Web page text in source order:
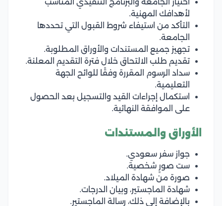
اختيار الجامعة والبرنامج التنفيذي المناسب
لأهدافك المهنية.
التأكد من استيفاء شروط القبول التي تحددها
الجامعة.
تجهيز جميع المستندات والأوراق المطلوبة.
تقديم طلب الالتحاق خلال فترة التقديم المعلنة.
سداد الرسوم المقررة وفقًا للوائح الجهة
التعليمية.
استكمال إجراءات القيد والتسجيل بعد الحصول
على الموافقة النهائية.
الأوراق والمستندات
جواز سفر سعودي.
ست صورٍ شخصية.
صورة من شهادة الميلاد.
شهادة الماجستير، وبيان الدرجات.
بالإضافة إلى ذلك، رسالة الماجستير.